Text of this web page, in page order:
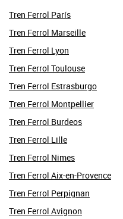
Tren Ferrol París
Tren Ferrol Marseille
Tren Ferrol Lyon
Tren Ferrol Toulouse
Tren Ferrol Estrasburgo
Tren Ferrol Montpellier
Tren Ferrol Burdeos
Tren Ferrol Lille
Tren Ferrol Nimes
Tren Ferrol Aix-en-Provence
Tren Ferrol Perpignan
Tren Ferrol Avignon